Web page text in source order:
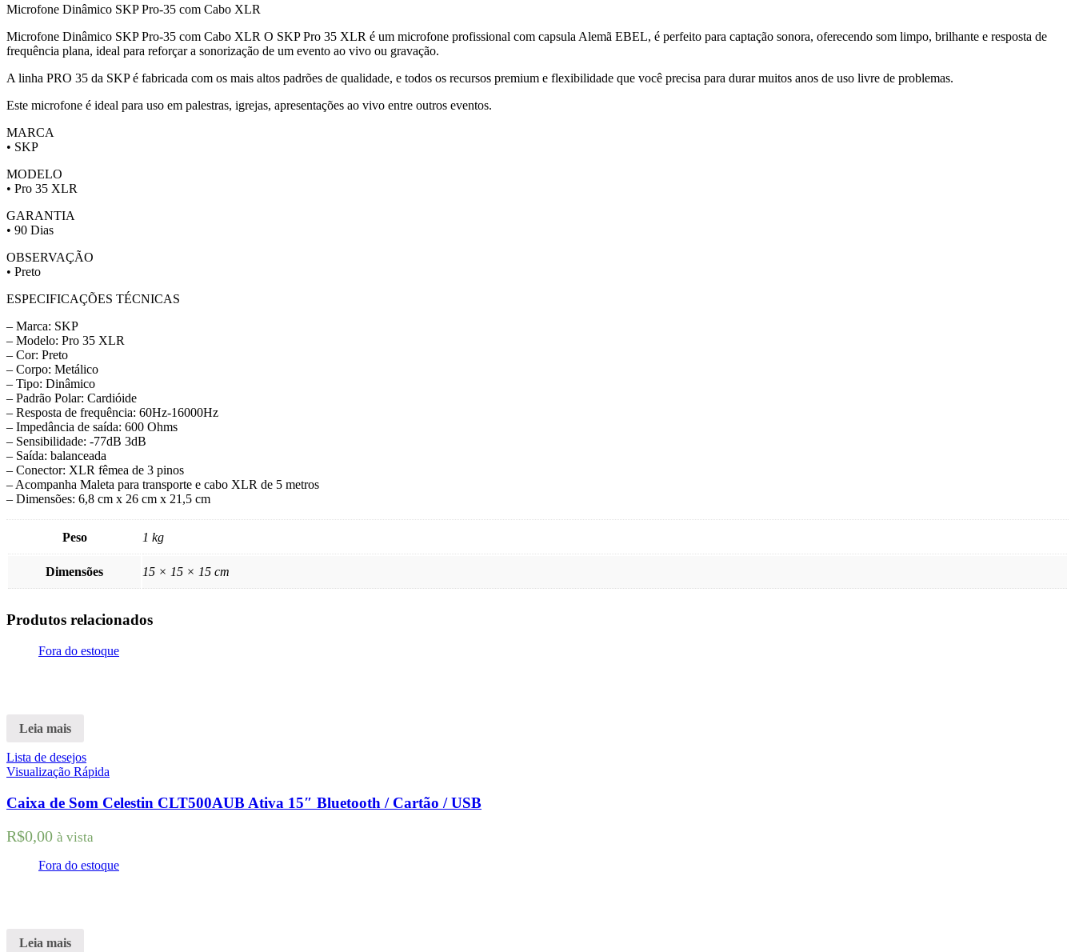
Microfone Dinâmico SKP Pro-35 com Cabo XLR
Microfone Dinâmico SKP Pro-35 com Cabo XLR O SKP Pro 35 XLR é um microfone profissional com capsula Alemã EBEL, é perfeito para captação sonora, oferecendo som limpo, brilhante e resposta de
frequência plana, ideal para reforçar a sonorização de um evento ao vivo ou gravação.
A linha PRO 35 da SKP é fabricada com os mais altos padrões de qualidade, e todos os recursos premium e flexibilidade que você precisa para durar muitos anos de uso livre de problemas.
Este microfone é ideal para uso em palestras, igrejas, apresentações ao vivo entre outros eventos.
MARCA
• SKP
MODELO
• Pro 35 XLR
GARANTIA
• 90 Dias
OBSERVAÇÃO
• Preto
ESPECIFICAÇÕES TÉCNICAS
– Marca: SKP
– Modelo: Pro 35 XLR
– Cor: Preto
– Corpo: Metálico
– Tipo: Dinâmico
– Padrão Polar: Cardióide
– Resposta de frequência: 60Hz-16000Hz
– Impedância de saída: 600 Ohms
– Sensibilidade: -77dB 3dB
– Saída: balanceada
– Conector: XLR fêmea de 3 pinos
– Acompanha Maleta para transporte e cabo XLR de 5 metros
– Dimensões: 6,8 cm x 26 cm x 21,5 cm
Peso 1 kg
Dimensões 15 × 15 × 15 cm
Produtos relacionados
Fora do estoque
Leia mais
Lista de desejos
Visualização Rápida
Caixa de Som Celestin CLT500AUB Ativa 15″ Bluetooth / Cartão / USB
R$0,00 à vista
Fora do estoque
Leia mais